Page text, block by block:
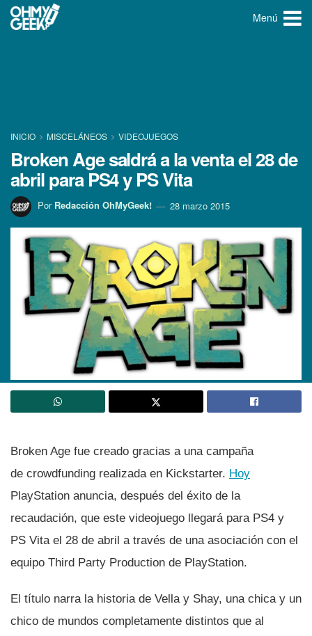
Menú
INICIO MISCELÁNEOS VIDEOJUEGOS
Broken Age saldrá a la venta el 28 de
abril para PS4 y PS Vita
Por Redacción OhMyGeek! 28 marzo 2015
Broken Age fue creado gracias a una campaña
de crowdfunding realizada en Kickstarter. Hoy
PlayStation anuncia, después del éxito de la
recaudación, que este videojuego llegará para PS4 y
PS Vita el 28 de abril a través de una asociación con el
equipo Third Party Production de PlayStation.
El tí­tulo narra la historia de Vella y Shay, una chica y un
chico de mundos completamente distintos que al